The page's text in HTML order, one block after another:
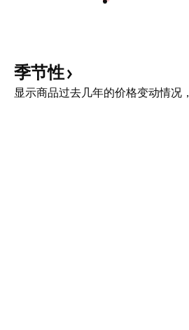
季节性
显示商品过去几年的价格变动情况